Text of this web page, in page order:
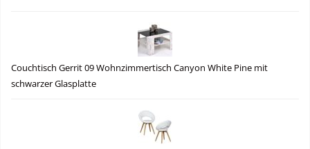
Couchtisch Gerrit 09 Wohnzimmertisch Canyon White Pine mit
schwarzer Glasplatte